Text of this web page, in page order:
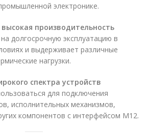
электронике.
производительность
долгосрочную эксплуатацию в
и выдерживает различные
нагрузки.
спектра устройств
для подключения
исполнительных механизмов,
компонентов с интерфейсом M12.